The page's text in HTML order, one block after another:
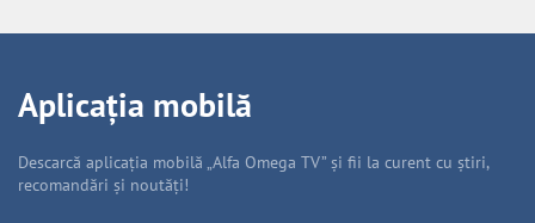
Aplicația mobilă
Descarcă aplicația mobilă „Alfa Omega TV” și fii la curent cu știri,
recomandări și noutăți!